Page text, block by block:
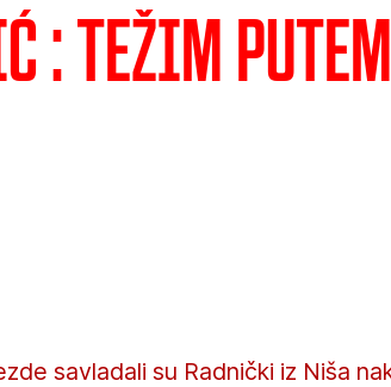
: Težim
savladali su Radnički iz Niša